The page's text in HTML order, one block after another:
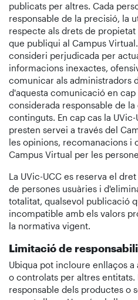
publicats per altres. Cada
responsable de la precisió, la
respecte als drets de propietat
que publiqui al Campus
consideri perjudicada per
informacions inexactes,
comunicar als administradors
d'aquesta comunicació en cap
considerada responsable de
continguts. En cap cas la
presten servei a través del
les opinions, recomanacions i
Campus Virtual per les
La UVic-UCC es reserva el
de persones usuàries i
totalitat, qualsevol publicació
incompatible amb els valors
la normativa vigent.
Limitació de
Ubiqua pot incloure enllaços
o controlats per altres entitats.
responsable dels productes o